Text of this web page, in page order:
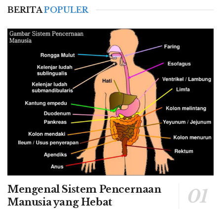
BERITAPOPULER
Mengenal Sistem Pencernaan
Manusia yang Hebat